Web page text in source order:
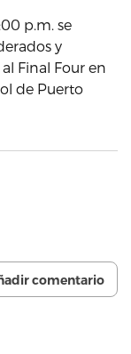
p.m. se
y
Final Four en
de Puerto
comentario